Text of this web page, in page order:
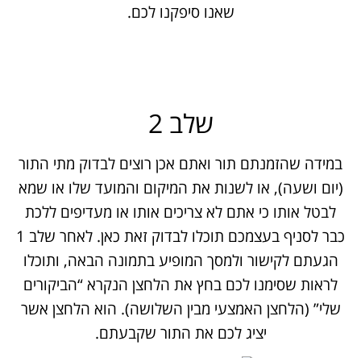
שאנו סיפקנו לכם.
שלב 2
במידה שהזמנתם תור ואתם אכן רוצים לבדוק מתי התור
(יום ושעה), או לשנות את המיקום והמועד שלו או שמא
לבטל אותו כי אתם לא צריכים אותו או מעדיפים ללכת
כבר לסניף בעצמכם תוכלו לבדוק זאת כאן. לאחר שלב 1
הגעתם לקישור ולמסך המופיע בתמונה הבאה, ותוכלו
לראות שסימנו לכם בחץ את הלחצן הנקרא “הביקורים
שלי” (הלחצן האמצעי מבין השלושה). הוא הלחצן אשר
יציג לכם את התור שקבעתם.